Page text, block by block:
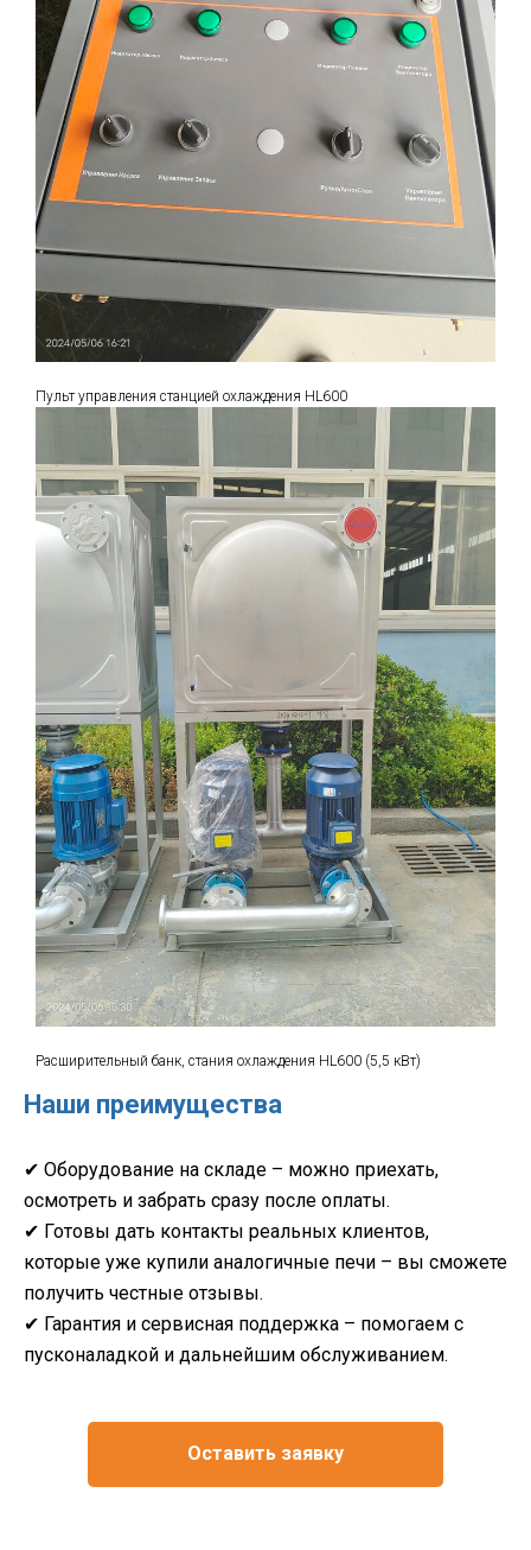
Пульт управления станцией охлаждения HL600
Расширительный банк, стания охлаждения HL600 (5,5 кВт)
Наши преимущества
✔ Оборудование на складе – можно приехать,
осмотреть и забрать сразу после оплаты.
✔ Готовы дать контакты реальных клиентов,
которые уже купили аналогичные печи – вы сможете
получить честные отзывы.
✔ Гарантия и сервисная поддержка – помогаем с
пусконаладкой и дальнейшим обслуживанием.
Оставить заявку